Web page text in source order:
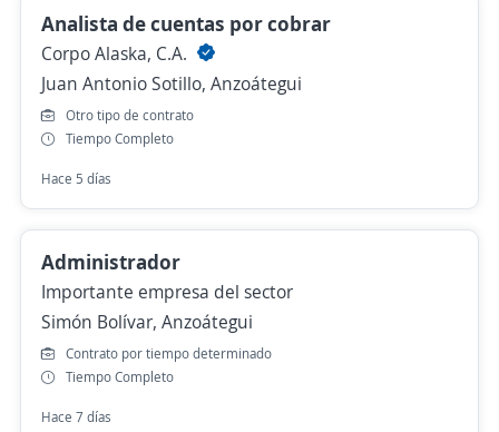
Analista de cuentas por cobrar
Corpo Alaska, C.A.
Juan Antonio Sotillo, Anzoátegui
Otro tipo de contrato
Tiempo Completo
Hace 5 días
Administrador
Importante empresa del sector
Simón Bolívar, Anzoátegui
Contrato por tiempo determinado
Tiempo Completo
Hace 7 días